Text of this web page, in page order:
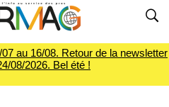
au 16/08. Retour de la newsletter
08/2026. Bel été !